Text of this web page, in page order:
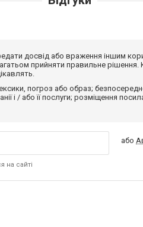
досвід або враження іншим
прийняти правильне рішення.
погроз або образ;
і / або її послуги; розміщення
на сайті
або